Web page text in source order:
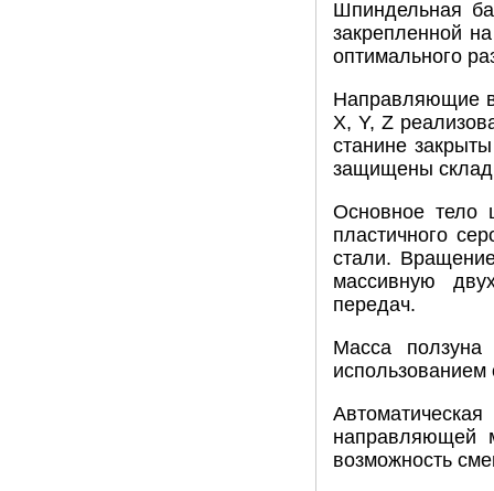
Шпиндельная
закрепленной
оптимального
Направляющие
X, Y, Z
станине
защищены
Основное тело
пластичного
стали.
массивную
передач.
Масса ползуна
использованием
направляющей
возможность